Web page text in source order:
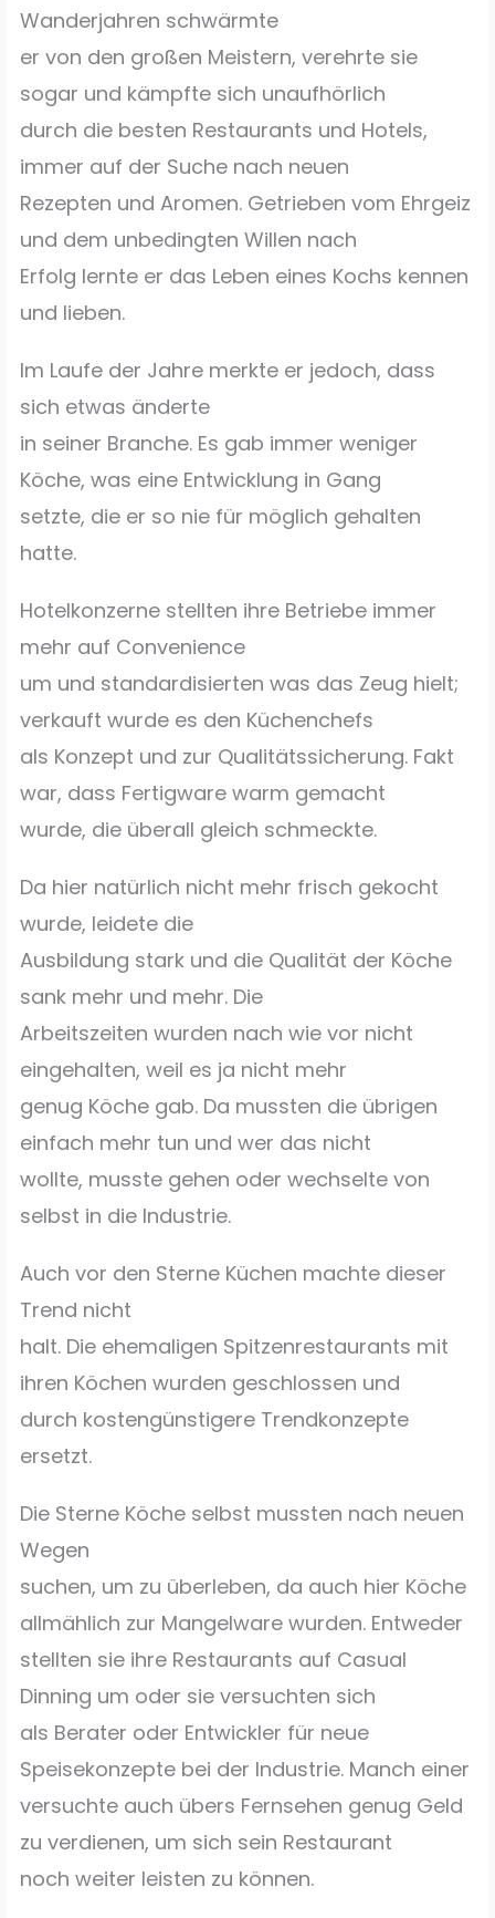
Wanderjahren schwärmte
er von den großen Meistern, verehrte sie
sogar und kämpfte sich unaufhörlich
durch die besten Restaurants und Hotels,
immer auf der Suche nach neuen
Rezepten und Aromen. Getrieben vom Ehrgeiz
und dem unbedingten Willen nach
Erfolg lernte er das Leben eines Kochs kennen
und lieben.
Im Laufe der Jahre merkte er jedoch, dass
sich etwas änderte
in seiner Branche. Es gab immer weniger
Köche, was eine Entwicklung in Gang
setzte, die er so nie für möglich gehalten
hatte.
Hotelkonzerne stellten ihre Betriebe immer
mehr auf Convenience
um und standardisierten was das Zeug hielt;
verkauft wurde es den Küchenchefs
als Konzept und zur Qualitätssicherung. Fakt
war, dass Fertigware warm gemacht
wurde, die überall gleich schmeckte.
Da hier natürlich nicht mehr frisch gekocht
wurde, leidete die
Ausbildung stark und die Qualität der Köche
sank mehr und mehr. Die
Arbeitszeiten wurden nach wie vor nicht
eingehalten, weil es ja nicht mehr
genug Köche gab. Da mussten die übrigen
einfach mehr tun und wer das nicht
wollte, musste gehen oder wechselte von
selbst in die Industrie.
Auch vor den Sterne Küchen machte dieser
Trend nicht
halt. Die ehemaligen Spitzenrestaurants mit
ihren Köchen wurden geschlossen und
durch kostengünstigere Trendkonzepte
ersetzt.
Die Sterne Köche selbst mussten nach neuen
Wegen
suchen, um zu überleben, da auch hier Köche
allmählich zur Mangelware wurden. Entweder
stellten sie ihre Restaurants auf Casual
Dinning um oder sie versuchten sich
als Berater oder Entwickler für neue
Speisekonzepte bei der Industrie. Manch einer
versuchte auch übers Fernsehen genug Geld
zu verdienen, um sich sein Restaurant
noch weiter leisten zu können.